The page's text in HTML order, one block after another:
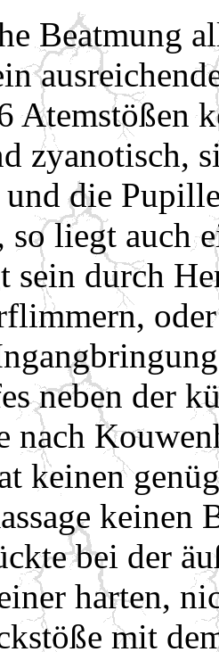
Beatmung
Atemstößen
zyanotisch,
die
so liegt auch
sein durch
neben der
nach
keinen
keinen
bei der
harten,
mit